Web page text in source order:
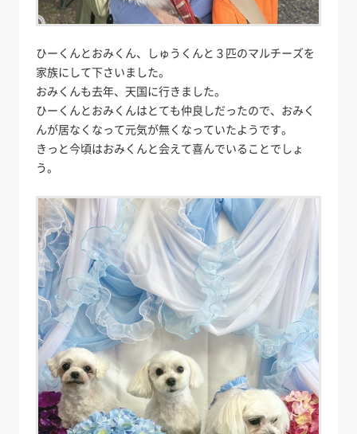
ひーくんとおみくん、しゅうくんと３匹のマルチーズを
家族にして下さいました。
おみくんも去年、天国に行きました。
ひーくんとおみくんはとても仲良しだったので、おみく
んが居なくなって元気が無くなっていたようです。
きっと今頃はおみくんと会えて喜んでいることでしょ
う。